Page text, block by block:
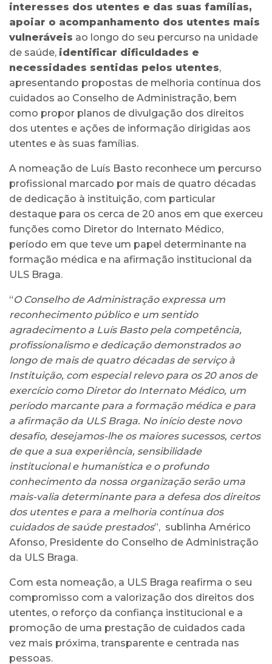
interesses dos utentes e das suas famílias,
apoiar o acompanhamento dos utentes mais
vulneráveis ao longo do seu percurso na unidade
de saúde, identificar dificuldades e
necessidades sentidas pelos utentes,
apresentando propostas de melhoria contínua dos
cuidados ao Conselho de Administração, bem
como propor planos de divulgação dos direitos
dos utentes e ações de informação dirigidas aos
utentes e às suas famílias.
A nomeação de Luís Basto reconhece um percurso
profissional marcado por mais de quatro décadas
de dedicação à instituição, com particular
destaque para os cerca de 20 anos em que exerceu
funções como Diretor do Internato Médico,
período em que teve um papel determinante na
formação médica e na afirmação institucional da
ULS Braga.
“O Conselho de Administração expressa um
reconhecimento público e um sentido
agradecimento a Luís Basto pela competência,
profissionalismo e dedicação demonstrados ao
longo de mais de quatro décadas de serviço à
Instituição, com especial relevo para os 20 anos de
exercício como Diretor do Internato Médico, um
período marcante para a formação médica e para
a afirmação da ULS Braga. No início deste novo
desafio, desejamos-lhe os maiores sucessos, certos
de que a sua experiência, sensibilidade
institucional e humanística e o profundo
conhecimento da nossa organização serão uma
mais-valia determinante para a defesa dos direitos
dos utentes e para a melhoria contínua dos
cuidados de saúde prestados”, sublinha Américo
Afonso, Presidente do Conselho de Administração
da ULS Braga.
Com esta nomeação, a ULS Braga reafirma o seu
compromisso com a valorização dos direitos dos
utentes, o reforço da confiança institucional e a
promoção de uma prestação de cuidados cada
vez mais próxima, transparente e centrada nas
pessoas.